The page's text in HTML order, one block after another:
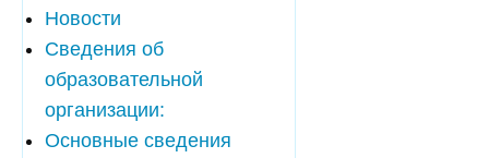
Новости
Сведения об
образовательной
организации:
Основные сведения